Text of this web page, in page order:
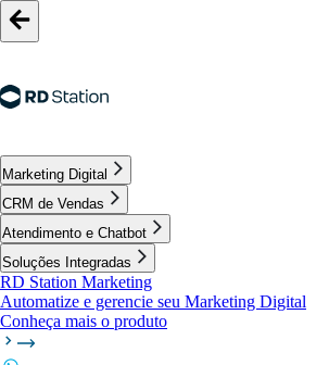
Marketing Digital
CRM de Vendas
Atendimento e Chatbot
Soluções Integradas
RD Station Marketing
Automatize e gerencie seu Marketing Digital
Conheça mais o produto